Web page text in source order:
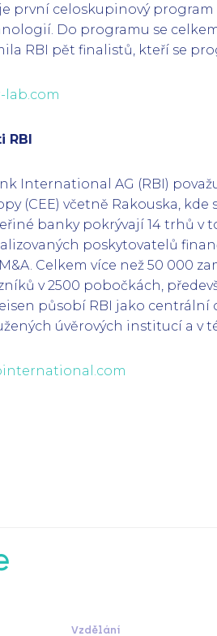
první celoskupinový
Do programu se
RBI pět finalistů, kteří se
lab.com
RBI
International AG (RBI)
(CEE) včetně Rakouska,
banky pokrývají 14 trhů
poskytovatelů
Celkem více než 50 000
v 2500 pobočkách,
působí RBI jako
úvěrových institucí a v
Vzdělání